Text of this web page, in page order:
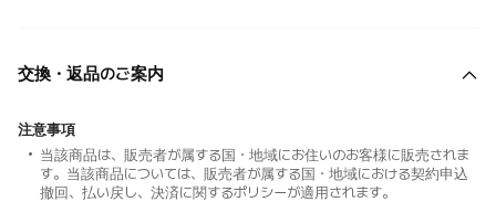
交換・返品のご案内
注意事項
当該商品は、販売者が属する国・地域にお住いのお客様に販売されま
す。当該商品については、販売者が属する国・地域における契約申込
撤回、払い戻し、決済に関するポリシーが適用されます。